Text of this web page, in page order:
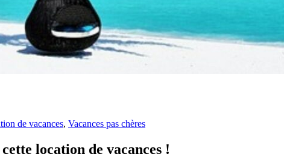
de vacances, Vacances pas chères
location de vacances !